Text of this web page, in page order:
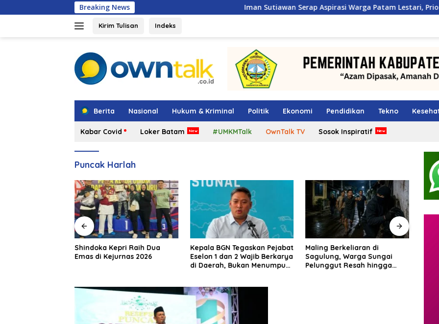
ke
Breaking News Iman Sutiawan Serap Aspirasi Warga Patam Lestari, Prioritaskan
Kirim Tulisan Indeks
Berita Nasional Hukum & Kriminal Politik Ekonomi Pendidikan Tekno
Kabar Covid Loker Batam #UMKMTalk OwnTalk TV Sosok Inspiratif
Puncak Harlah
Shindoka Kepri Raih Dua
Emas di Kejurnas 2026
Kepala BGN Tegaskan Pejabat
Eselon 1 dan 2 Wajib Berkarya
di Daerah, Bukan Menumpuk
Maling Berkeliaran di
Sagulung, Warga Sungai
Pelunggut Resah hingga